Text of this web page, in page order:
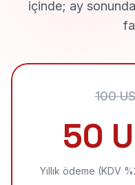
içinde; ay
100
50
Yıllık ödeme (KDV